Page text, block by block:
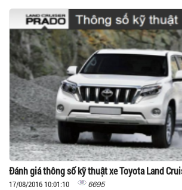
Đánh giá thông số kỹ thuật xe Toyota Land
17/08/2016 10:01:10 6695